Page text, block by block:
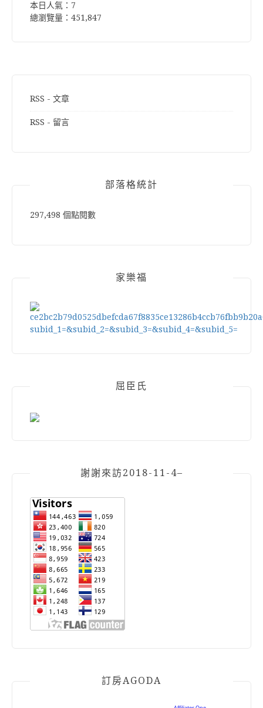
本日人氣：7
總瀏覽量：451,847
RSS - 文章
RSS - 留言
部落格統計
297,498 個點閱數
家樂福
屈臣氏
謝謝來訪2018-11-4–
訂房AGODA